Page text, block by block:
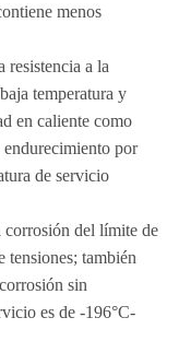
menos
resistencia a la
temperatura y
en caliente como
por
de servicio
corrosión del límite de
tensiones; también
sin
es de -196°C-